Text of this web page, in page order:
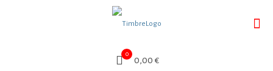
0
0,00 €